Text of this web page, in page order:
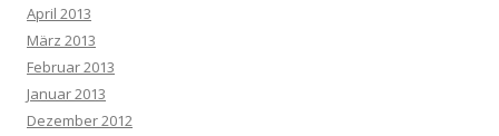
April 2013
März 2013
Februar 2013
Januar 2013
Dezember 2012